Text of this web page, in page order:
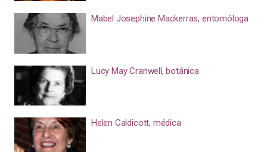
Mabel Josephine Mackerras, entomóloga
Lucy May Cranwell, botánica
Helen Caldicott, médica